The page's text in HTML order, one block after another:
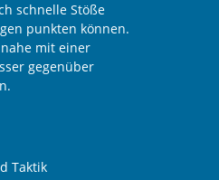
schnelle Stöße
punkten können.
mit einer
gegenüber
Taktik